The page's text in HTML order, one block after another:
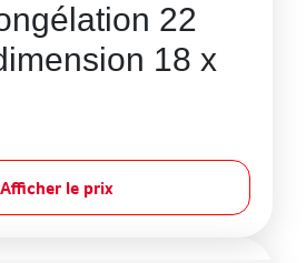
22
18 x
Afficher le prix